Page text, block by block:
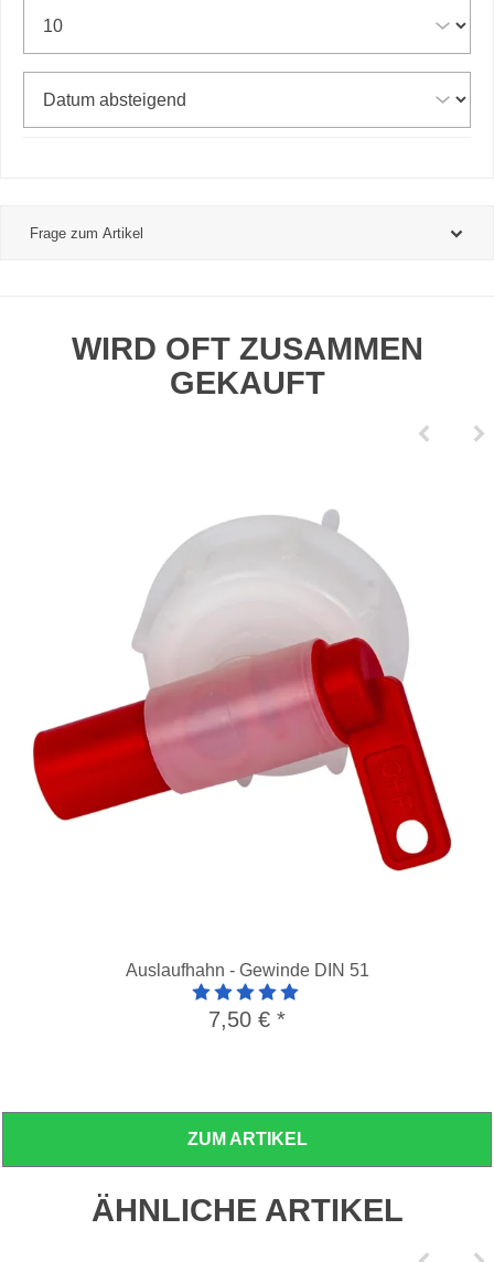
Frage zum Artikel
WIRD OFT ZUSAMMEN
GEKAUFT
Auslaufhahn - Gewinde DIN 51
Artikelbewertung: 5 von 5 Sterne
7,50 € *
ZUM ARTIKEL
ÄHNLICHE ARTIKEL